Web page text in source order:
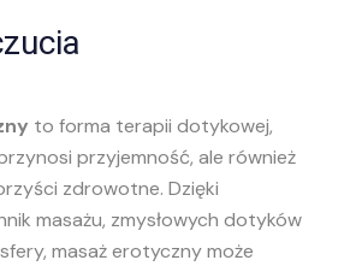
to forma terapii dotykowej,
przyjemność, ale również
zdrowotne. Dzięki
masażu, zmysłowych dotyków
masaż erotyczny może